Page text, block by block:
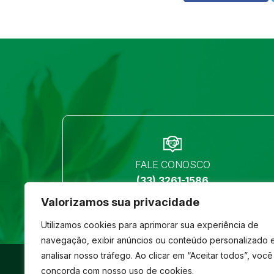
Valorizamos sua privacidade
Utilizamos cookies para aprimorar sua experiência de
navegação, exibir anúncios ou conteúdo personalizado
analisar nosso tráfego. Ao clicar em “Aceitar todos”, você
concorda com nosso uso de cookies.
FALE CONOSCO
(33) 3261-1586
© São José- Todos os direitos reservados